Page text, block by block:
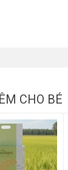
CHO BÉ